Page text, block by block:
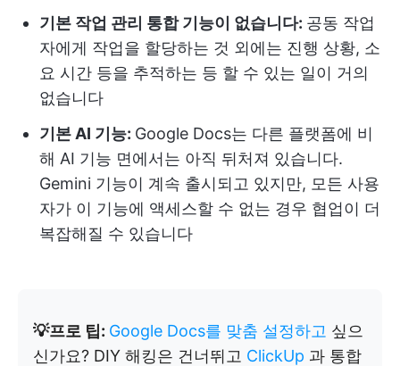
기본 작업 관리 통합 기능이 없습니다: 공동 작업
자에게 작업을 할당하는 것 외에는 진행 상황, 소
요 시간 등을 추적하는 등 할 수 있는 일이 거의
없습니다
기본 AI 기능: Google Docs는 다른 플랫폼에 비
해 AI 기능 면에서는 아직 뒤처져 있습니다.
Gemini 기능이 계속 출시되고 있지만, 모든 사용
자가 이 기능에 액세스할 수 없는 경우 협업이 더
복잡해질 수 있습니다
💡프로 팁: Google Docs를 맞춤 설정하고 싶으
신가요? DIY 해킹은 건너뛰고 ClickUp 과 통합